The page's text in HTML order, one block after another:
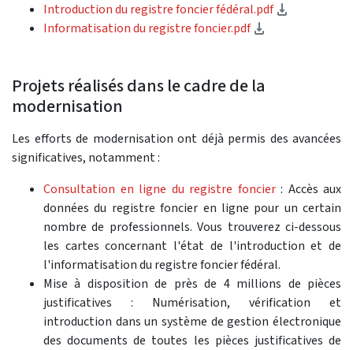
Introduction du registre foncier fédéral.pdf
Informatisation du registre foncier.pdf
Projets réalisés dans le cadre de la
modernisation
Les efforts de modernisation ont déjà permis des avancées
significatives, notamment :
Consultation en ligne du registre foncier: Accès aux
données du registre foncier en ligne pour un certain
nombre de professionnels. Vous trouverez ci-dessous
les cartes concernant l'état de l'introduction et de
l'informatisation du registre foncier fédéral.
Mise à disposition de près de 4 millions de pièces
justificatives : Numérisation, vérification et
introduction dans un système de gestion électronique
des documents de toutes les pièces justificatives de